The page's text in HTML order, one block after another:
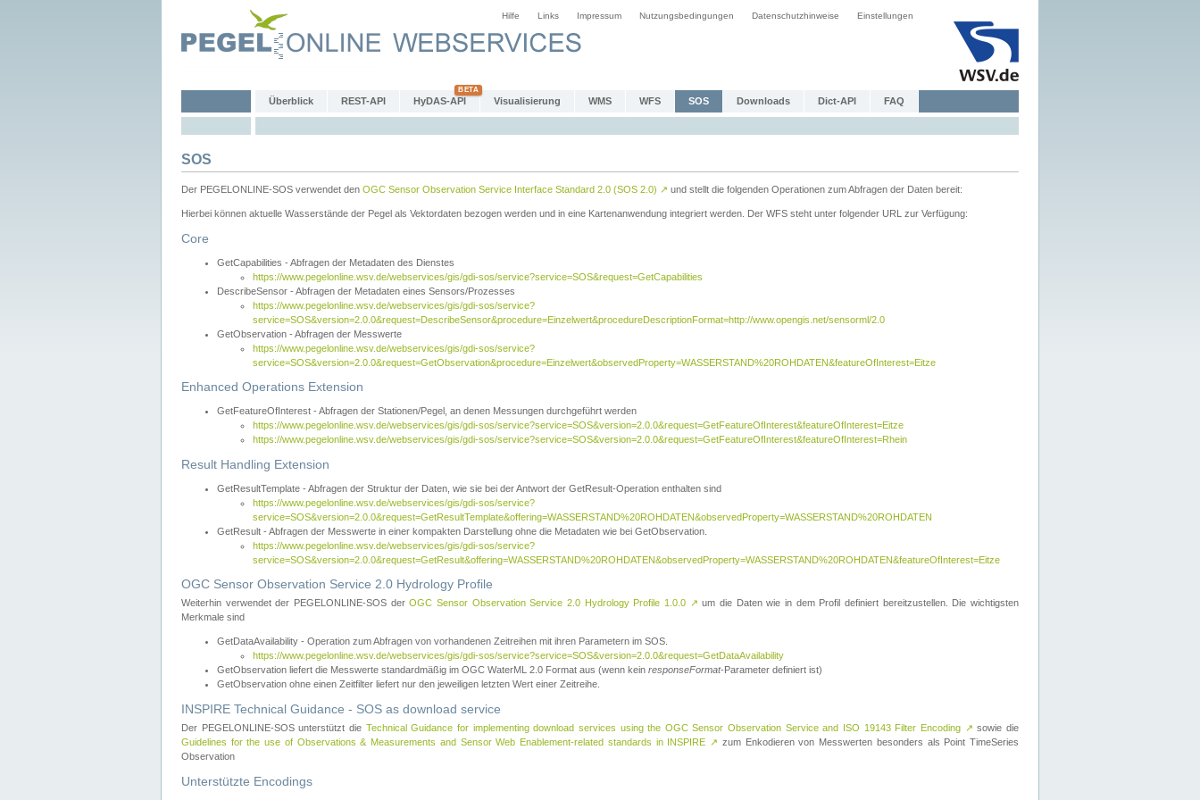
Hilfe Links Impressum Nutzungsbedingungen Datenschutzhinweise Einstellungen
Überblick REST-API HyDAS-API Visualisierung WMS WFS SOS Downloads Dict-API FAQ
SOS
Der PEGELONLINE-SOS verwendet den OGC Sensor Observation Service Interface Standard 2.0 (SOS 2.0) ↗ und stellt die folgenden Operationen zum Abfragen der Daten bereit:
Hierbei können aktuelle Wasserstände der Pegel als Vektordaten bezogen werden und in eine Kartenanwendung integriert werden. Der WFS steht unter folgender URL zur Verfügung:
Core
GetCapabilities - Abfragen der Metadaten des Dienstes
https://www.pegelonline.wsv.de/webservices/gis/gdi-sos/service?service=SOS&request=GetCapabilities
DescribeSensor - Abfragen der Metadaten eines Sensors/Prozesses
https://www.pegelonline.wsv.de/webservices/gis/gdi-sos/service?
service=SOS&version=2.0.0&request=DescribeSensor&procedure=Einzelwert&procedureDescriptionFormat=http://www.opengis.net/sensorml/2.0
GetObservation - Abfragen der Messwerte
https://www.pegelonline.wsv.de/webservices/gis/gdi-sos/service?
service=SOS&version=2.0.0&request=GetObservation&procedure=Einzelwert&observedProperty=WASSERSTAND%20ROHDATEN&featureOfInterest=Eitze
Enhanced Operations Extension
GetFeatureOfInterest - Abfragen der Stationen/Pegel, an denen Messungen durchgeführt werden
https://www.pegelonline.wsv.de/webservices/gis/gdi-sos/service?service=SOS&version=2.0.0&request=GetFeatureOfInterest&featureOfInterest=Eitze
https://www.pegelonline.wsv.de/webservices/gis/gdi-sos/service?service=SOS&version=2.0.0&request=GetFeatureOfInterest&featureOfInterest=Rhein
Result Handling Extension
GetResultTemplate - Abfragen der Struktur der Daten, wie sie bei der Antwort der GetResult-Operation enthalten sind
https://www.pegelonline.wsv.de/webservices/gis/gdi-sos/service?
service=SOS&version=2.0.0&request=GetResultTemplate&offering=WASSERSTAND%20ROHDATEN&observedProperty=WASSERSTAND%20ROHDATEN
GetResult - Abfragen der Messwerte in einer kompakten Darstellung ohne die Metadaten wie bei GetObservation.
https://www.pegelonline.wsv.de/webservices/gis/gdi-sos/service?
service=SOS&version=2.0.0&request=GetResult&offering=WASSERSTAND%20ROHDATEN&observedProperty=WASSERSTAND%20ROHDATEN&featureOfInterest=Eitze
OGC Sensor Observation Service 2.0 Hydrology Profile
Weiterhin verwendet der PEGELONLINE-SOS derOGC Sensor Observation Service 2.0 Hydrology Profile 1.0.0 ↗ um die Daten wie in dem Profil definiert bereitzustellen. Die wichtigsten
Merkmale sind
GetDataAvailability - Operation zum Abfragen von vorhandenen Zeitreihen mit ihren Parametern im SOS.
https://www.pegelonline.wsv.de/webservices/gis/gdi-sos/service?service=SOS&version=2.0.0&request=GetDataAvailability
GetObservation liefert die Messwerte standardmäßig im OGC WaterML 2.0 Format aus (wenn kein responseFormat-Parameter definiert ist)
GetObservation ohne einen Zeitfilter liefert nur den jeweiligen letzten Wert einer Zeitreihe.
INSPIRE Technical Guidance - SOS as download service
Der PEGELONLINE-SOS unterstützt die Technical Guidance for implementing download services using the OGC Sensor Observation Service and ISO 19143 Filter Encoding ↗ sowie die
Guidelines for the use of Observations & Measurements and Sensor Web Enablement-related standards in INSPIRE ↗ zum Enkodieren von Messwerten besonders als Point TimeSeries
Observation
Unterstützte Encodings